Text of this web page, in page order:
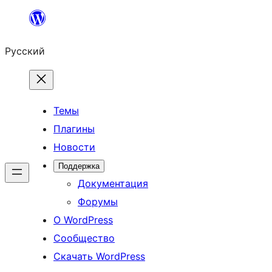
Перейти
содержимому
Русский
Темы
Плагины
Новости
Поддержка
Документация
Форумы
О WordPress
Сообщество
Скачать WordPress